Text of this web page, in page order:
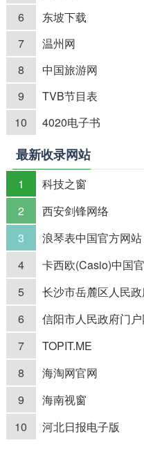
6
东坡下载
7
温州网
8
中国旅游网
9
TVB节目表
10
4020电子书
最新收录网站
1
科技之窗
2
西安剑锋网络
3
浪琴表中国官方网站
4
卡西欧(Casio)中国
5
长沙市岳麓区人民
6
信阳市人民政府门
7
TOPIT.ME
8
海淘网官网
9
海南视窗
10
河北日报电子版